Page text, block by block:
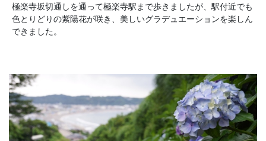
極楽寺坂切通しを通って極楽寺駅まで歩きましたが、駅付近でも
色とりどりの紫陽花が咲き、美しいグラデュエーションを楽しん
できました。